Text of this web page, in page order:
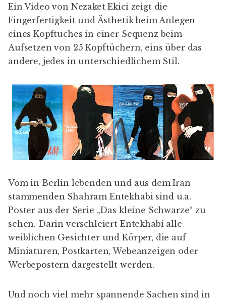
Ein Video von Nezaket Ekici zeigt die
Fingerfertigkeit und Ästhetik beim Anlegen
eines Kopftuches in einer Sequenz beim
Aufsetzen von 25 Kopftüchern, eins über das
andere, jedes in unterschiedlichem Stil.
Vom in Berlin lebenden und aus dem Iran
stammenden Shahram Entekhabi sind u.a.
Poster aus der Serie „Das kleine Schwarze“ zu
sehen. Darin verschleiert Entekhabi alle
weiblichen Gesichter und Körper, die auf
Miniaturen, Postkarten, Webeanzeigen oder
Werbepostern dargestellt werden.
Und noch viel mehr spannende Sachen sind in